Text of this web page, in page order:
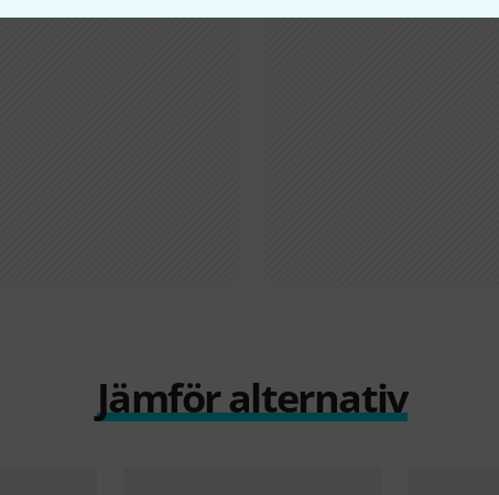
Jämför alternativ